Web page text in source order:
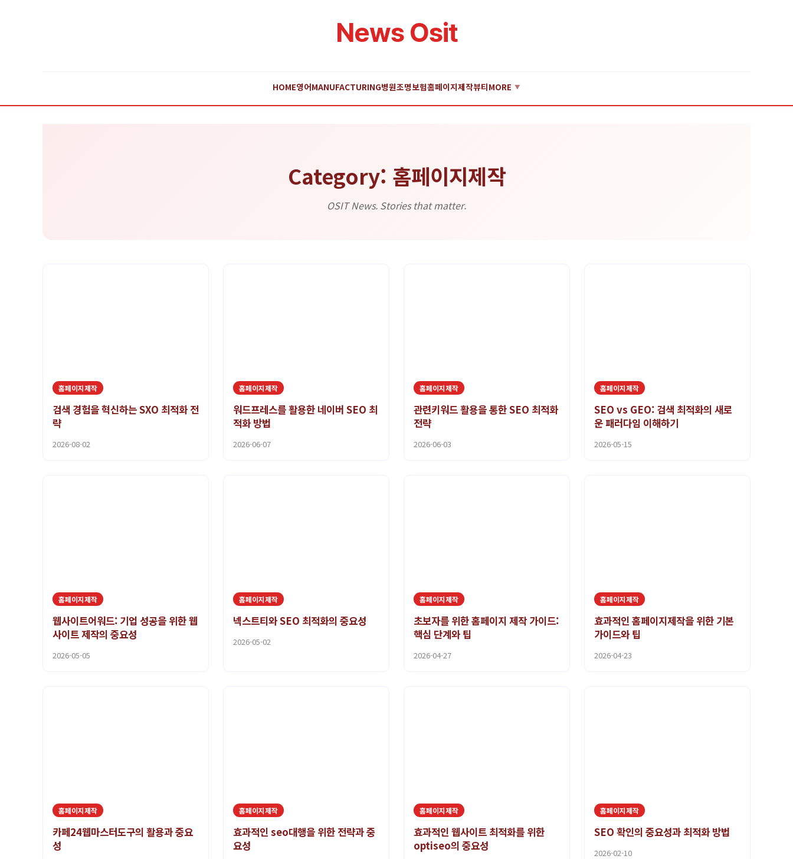
News Osit
HOME영어MANUFACTURING병원조명보험홈페이지제작뷰티MORE ▼
Category: 홈페이지제작
OSIT News. Stories that matter.
홈페이지제작
검색 경험을 혁신하는 SXO 최적화 전
략
2026-08-02
홈페이지제작
워드프레스를 활용한 네이버 SEO 최
적화 방법
2026-06-07
홈페이지제작
관련키워드 활용을 통한 SEO 최적화
전략
2026-06-03
홈페이지제작
SEO vs GEO: 검색 최적화의 새로
운 패러다임 이해하기
2026-05-15
홈페이지제작
웹사이트어워드: 기업 성공을 위한 웹
사이트 제작의 중요성
2026-05-05
홈페이지제작
넥스트티와 SEO 최적화의 중요성
2026-05-02
홈페이지제작
초보자를 위한 홈페이지 제작 가이드:
핵심 단계와 팁
2026-04-27
홈페이지제작
효과적인 홈페이지제작을 위한 기본
가이드와 팁
2026-04-23
홈페이지제작
카페24웹마스터도구의 활용과 중요
성
홈페이지제작
효과적인 seo대행을 위한 전략과 중
요성
홈페이지제작
효과적인 웹사이트 최적화를 위한
optiseo의 중요성
홈페이지제작
SEO 확인의 중요성과 최적화 방법
2026-02-10